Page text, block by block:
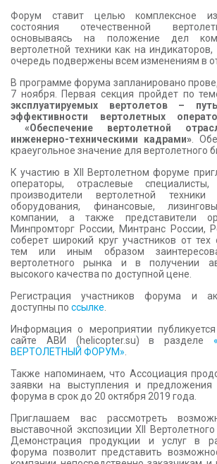
Форум ставит целью комплексное
состояния отечественной
основываясь на положение дел
вертолетной техники как на
очередь подвержены всем изменениям в
В программе форума запланировано
7 ноября. Первая секция пройдет по
эксплуатируемых вертолетов –
эффективности вертолетных
«Обеспечение вертолетной
инженерно-техническими кадрами» .
краеугольное значение для вертолетного
К участию в XII Вертолетном форуме
операторы, отраслевые
производители вертолетной
оборудования, финансовые,
компании, а также представители
Минпромторг России, Минтранс России,
соберет широкий круг участников от тех
тем или иным образом
вертолетного рынка и в получении
высокого качества по доступной цене.
Регистрация участников форума и
доступны по ссылке
Информация о мероприятии
сайте АВИ (helicopter.su) в разделе
ВЕРТОЛЕТНЫЙ ФОРУМ»
Также напоминаем, что Ассоциация
заявки на выступления и
форума в срок до 20 октября 2019 года.
Приглашаем вас рассмотреть
выставочной экспозиции XII
Демонстрация продукции и услуг в
форума позволит представить